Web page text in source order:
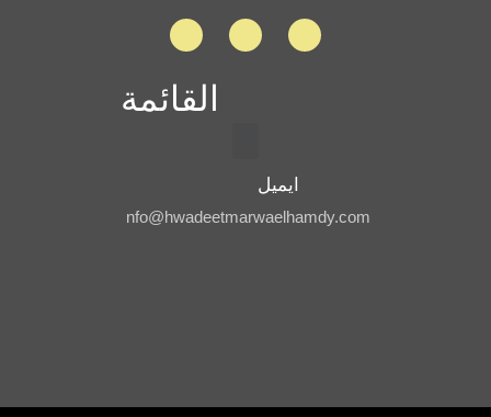
القائمة
ايميل
nfo@hwadeetmarwaelhamdy.com